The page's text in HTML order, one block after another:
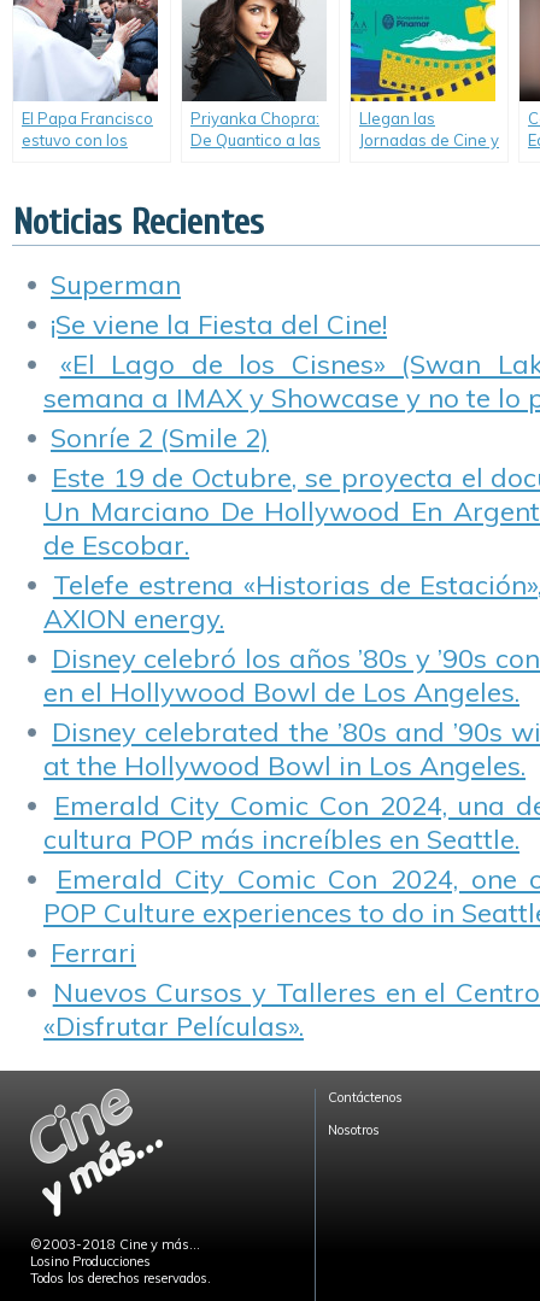
El Papa Francisco
estuvo con los
Cristo».
Priyanka Chopra:
De Quantico a las
Llegan las
Jornadas de Cine y
Noticias Recientes
Superman
¡Se viene la Fiesta del Cine!
«El Lago de los Cisnes» (Swan
semana a IMAX y Showcase y no te lo
Sonríe 2 (Smile 2)
Este 19 de Octubre, se proyecta el
Un Marciano De Hollywood En
de Escobar.
Telefe estrena «Historias de
AXION energy.
Disney celebró los años ’80s y ’90s
en el Hollywood Bowl de Los Angeles.
Disney celebrated the ’80s and ’90s
at the Hollywood Bowl in Los Angeles.
Emerald City Comic Con 2024, una
cultura POP más increíbles en Seattle.
Emerald City Comic Con 2024,
POP Culture experiences to do in
Ferrari
Nuevos Cursos y Talleres en el
«Disfrutar Películas».
©2003-2018 Cine y más...
Losino Producciones
Todos los derechos reservados.
Contáctenos
Nosotros